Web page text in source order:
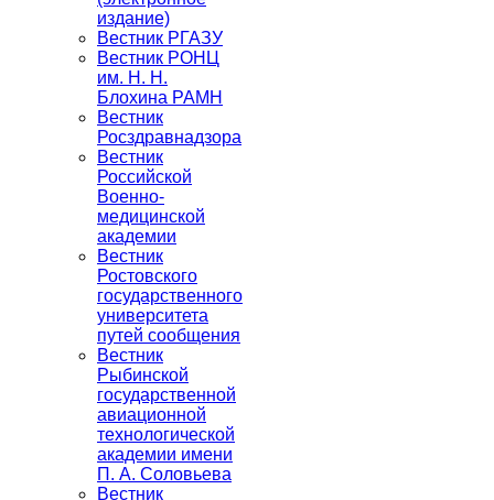
издание)
Вестник РГАЗУ
Вестник РОНЦ
им. Н. Н.
Блохина РАМН
Вестник
Росздравнадзора
Вестник
Российской
Военно-
медицинской
академии
Вестник
Ростовского
государственного
университета
путей сообщения
Вестник
Рыбинской
государственной
авиационной
технологической
академии имени
П. А. Соловьева
Вестник